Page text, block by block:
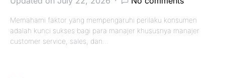
Memahami faktor yang mempengaruhi perilaku konsumen
adalah kunci sukses bagi para manajer khususnya manajer
customer service, sales, dan…